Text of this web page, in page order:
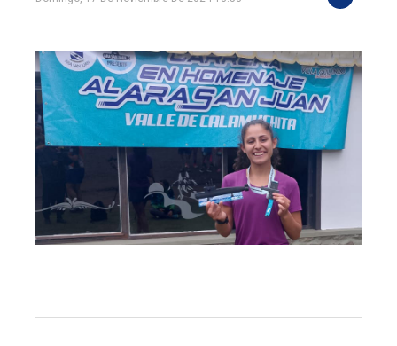
El
único
DIARIO
Balcarce
Inicio
Tendencia